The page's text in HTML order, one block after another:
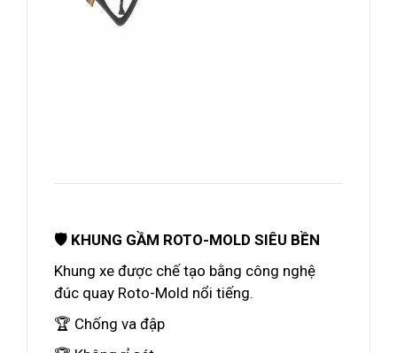
🛡️ KHUNG GẦM ROTO-MOLD SIÊU BỀN
Khung xe được chế tạo bằng công nghệ
đúc quay Roto-Mold nổi tiếng.
🏆 Chống va đập